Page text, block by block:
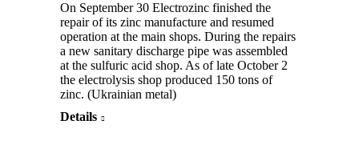
On September 30 Electrozinc finished the
repair of its zinc manufacture and resumed
operation at the main shops. During the repairs
a new sanitary discharge pipe was assembled
at the sulfuric acid shop. As of late October 2
the electrolysis shop produced 150 tons of
zinc. (Ukrainian metal)
Details